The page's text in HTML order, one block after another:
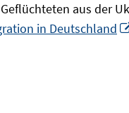
aus der
in Deutschland